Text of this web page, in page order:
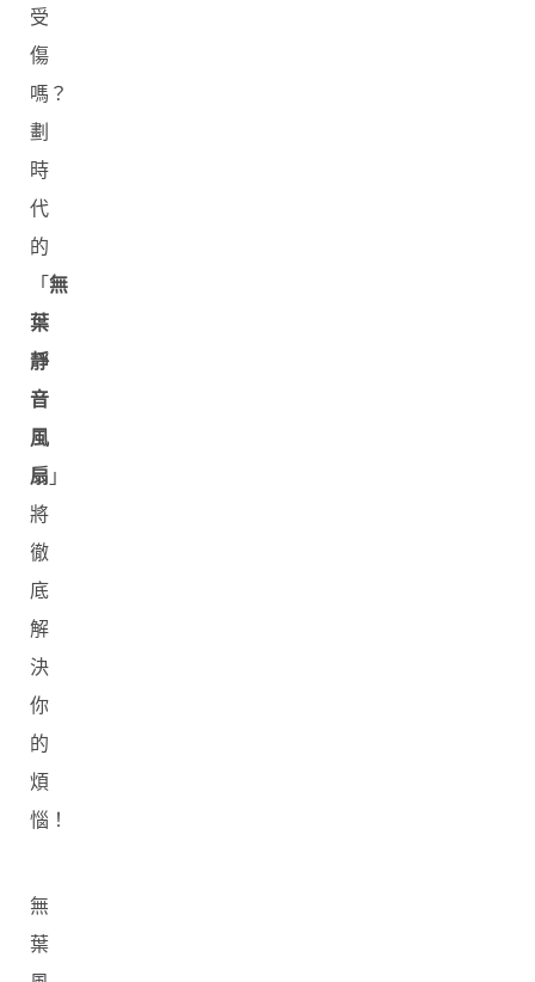
受
傷
嗎？
劃
時
代
的
「 無
葉
靜
音
風
扇 」
將
徹
底
解
決
你
的
煩
惱！
無
葉